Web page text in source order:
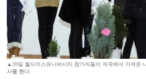
▲20일 월드미스유니버시티 참가자들이 자국에서 가져온
사를 했다.